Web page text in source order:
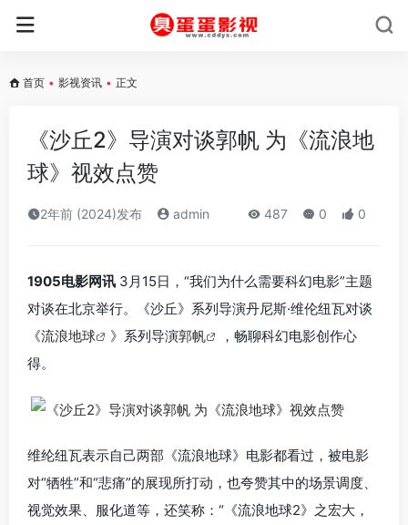
首页 • 影视资讯 • 正文
《沙丘2》导演对谈郭帆 为《流浪地
球》视效点赞
2年前 (2024)发布 admin 487 0 0
1905电影网讯 3月15日，“我们为什么需要科幻电影”主题
对谈在北京举行。《沙丘》系列导演丹尼斯·维伦纽瓦对谈
《流浪地球 》系列导演郭帆
，畅聊科幻电影创作心
得。
维纶纽瓦表示自己两部《流浪地球》电影都看过，被电影
对“牺牲”和“悲痛”的展现所打动，也夸赞其中的场景调度、
视觉效果、服化道等，还笑称：“《流浪地球2》之宏大，